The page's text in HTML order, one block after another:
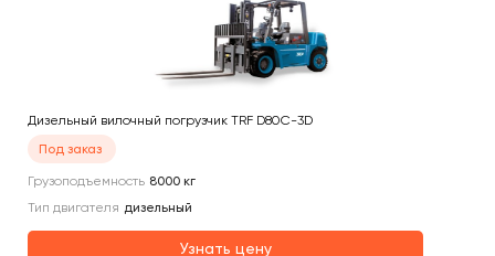
Дизельный вилочный погрузчик TRF D80C-3D
Под заказ
Грузоподъемность 8000 кг
Тип двигателя дизельный
Узнать цену